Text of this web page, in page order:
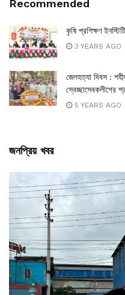
Recommended
কৃষি প্রশিক্ষণ
3 YEARS AGO
জেলহত্যা দিবস :
স্বেচ্ছাসেবকলীগের
5 YEARS AGO
জনপ্রিয় খবর